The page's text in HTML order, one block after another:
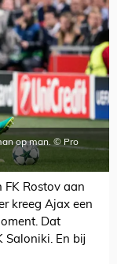
op man. © Pro
FK Rostov aan
kreeg Ajax een
Dat
Saloniki. En bij